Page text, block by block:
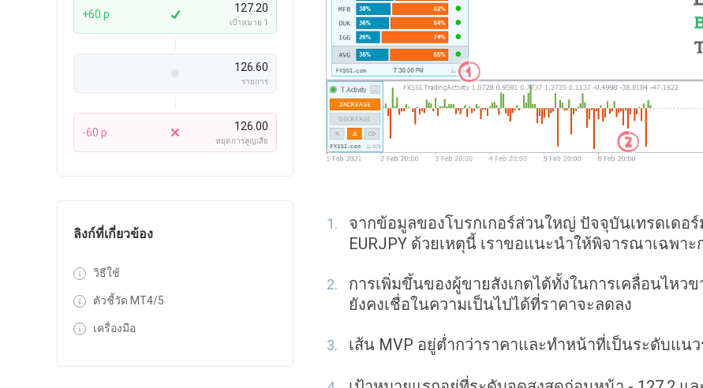
+60 p 127.20
เป้าหมาย 1
126.60
รายการ
-60 p 126.00
หยุดการสูญเสีย
ลิงก์ที่เกี่ยวข้อง
วิธีใช้
ตัวชี้วัด MT4/5
เครื่องมือ
จากข้อมูลของโบรกเกอร์ส่วนใหญ่ ปัจจุบันเทรดเดอ
EURJPY ด้วยเหตุนี้ เราขอแนะนำให้พิจารณาเฉพ
การเพิ่มขึ้นของผู้ขายสังเกตได้ทั้งในการเคลื่อนไห
ยังคงเชื่อในความเป็นไปได้ที่ราคาจะลดลง
เส้น MVP อยู่ต่ำกว่าราคาและทำหน้าที่เป็นระดับแน